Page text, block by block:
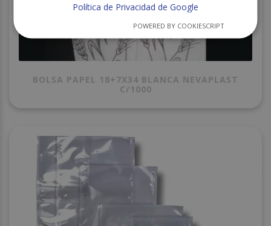
BOLSA PAPEL 18+7X34 BLANCA NEVAPLAST
C/1000
Política de Privacidad de Google
POWERED BY COOKIESCRIPT